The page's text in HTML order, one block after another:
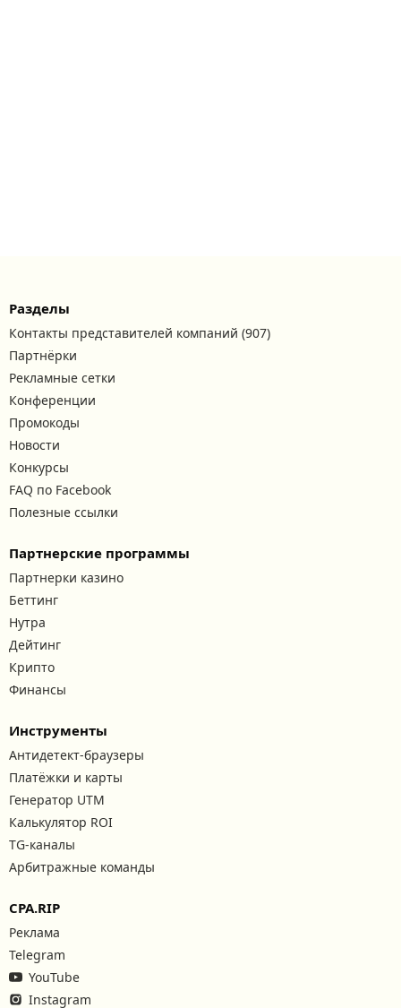
Разделы
Контакты представителей компаний (907)
Партнёрки
Рекламные сетки
Конференции
Промокоды
Новости
Конкурсы
FAQ по Facebook
Полезные ссылки
Партнерские программы
Партнерки казино
Беттинг
Нутра
Дейтинг
Крипто
Финансы
Инструменты
Антидетект-браузеры
Платёжки и карты
Генератор UTM
Калькулятор ROI
TG-каналы
Арбитражные команды
CPA.RIP
Реклама
Telegram
YouTube
Instagram